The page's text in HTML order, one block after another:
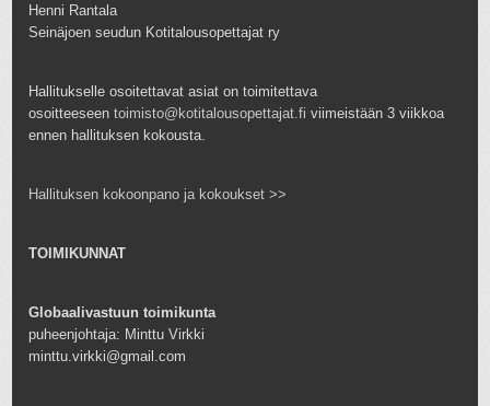
Henni Rantala
Seinäjoen seudun Kotitalousopettajat ry
Hallitukselle osoitettavat asiat on toimitettava
osoitteeseentoimisto@kotitalousopettajat.fi viimeistään 3 viikkoa
ennen hallituksen kokousta.
Hallituksen kokoonpano ja kokoukset >>
TOIMIKUNNAT
Globaalivastuun toimikunta
puheenjohtaja: Minttu Virkki
minttu.virkki@gmail.com